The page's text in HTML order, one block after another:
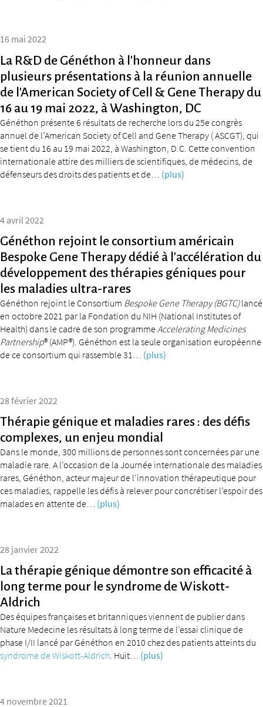
16 mai 2022
La R&D de Généthon à l’honneur dans
plusieurs présentations à la réunion annuelle
de l’American Society of Cell & Gene Therapy du
16 au 19 mai 2022, à Washington, DC
Généthon présente 6 résultats de recherche lors du 25e congrès
annuel de l’American Society of Cell and Gene Therapy ( ASCGT), qui
se tient du 16 au 19 mai 2022, à Washington, D.C. Cette convention
internationale attire des milliers de scientifiques, de médecins, de
défenseurs des droits des patients et de…
(plus)
4 avril 2022
Généthon rejoint le consortium américain
Bespoke Gene Therapy dédié à l’accélération du
développement des thérapies géniques pour
les maladies ultra-rares
Généthon rejoint le Consortium Bespoke Gene Therapy (BGTC)lancé
en octobre 2021 par la Fondation du NIH (National Institutes of
Health) dans le cadre de son programme Accelerating Medicines
Partnership® (AMP®). Généthon est la seule organisation européenne
de ce consortium qui rassemble 31…
(plus)
28 février 2022
Thérapie génique et maladies rares : des défis
complexes, un enjeu mondial
Dans le monde, 300 millions de personnes sont concernées par une
maladie rare. A l’occasion de la Journée internationale des maladies
rares, Généthon, acteur majeur de l’innovation thérapeutique pour
ces maladies, rappelle les défis à relever pour concrétiser l’espoir des
malades en attente de…
(plus)
28 janvier 2022
La thérapie génique démontre son efficacité à
long terme pour le syndrome de Wiskott-
Aldrich
Des équipes françaises et britanniques viennent de publier dans
Nature Medecine les résultats à long terme de l’essai clinique de
phase I/II lancé par Généthon en 2010 chez des patients atteints du
syndrome de Wiskott-Aldrich. Huit… (plus)
4 novembre 2021